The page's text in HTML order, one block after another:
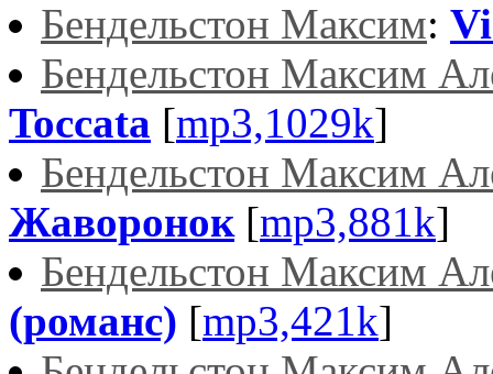
Бендельстон Максим:
Бендельстон Максим
Toccata [mp3,1029k]
Бендельстон Максим
Жаворонок[mp3,881k]
Бендельстон Максим
(романс) [mp3,421k]